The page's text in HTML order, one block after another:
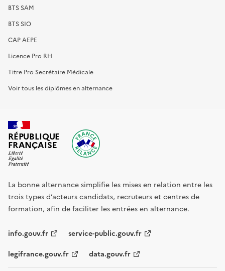
BTS SAM
BTS SIO
CAP AEPE
Licence Pro RH
Titre Pro Secrétaire Médicale
Voir tous les diplômes en alternance
RÉPUBLIQUE
FRANÇAISE
La bonne alternance simplifie les mises en relation entre les
trois types d’acteurs candidats, recruteurs et centres de
formation, afin de faciliter les entrées en alternance.
info.gouv.fr service-public.gouv.fr
legifrance.gouv.fr data.gouv.fr